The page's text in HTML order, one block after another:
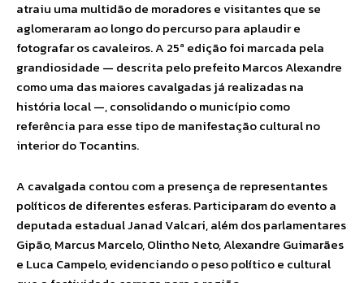
atraiu uma multidão de moradores e visitantes que se
aglomeraram ao longo do percurso para aplaudir e
fotografar os cavaleiros. A 25ª edição foi marcada pela
grandiosidade — descrita pelo prefeito Marcos Alexandre
como uma das maiores cavalgadas já realizadas na
história local —, consolidando o município como
referência para esse tipo de manifestação cultural no
interior do Tocantins.
A cavalgada contou com a presença de representantes
políticos de diferentes esferas. Participaram do evento a
deputada estadual Janad Valcari, além dos parlamentares
Gipão, Marcus Marcelo, Olintho Neto, Alexandre Guimarães
e Luca Campelo, evidenciando o peso político e cultural